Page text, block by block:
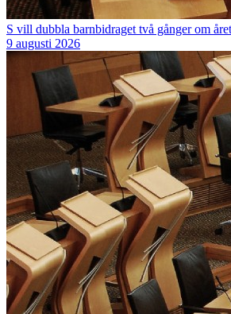
S vill dubbla barnbidraget två gånger om
9 augusti 2026